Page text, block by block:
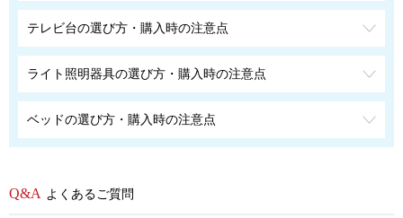
テレビ台の選び方・購入時の注意点
ライト照明器具の選び方・購入時の注意点
ベッドの選び方・購入時の注意点
よくあるご質問